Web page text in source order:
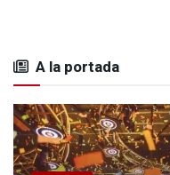
A la portada